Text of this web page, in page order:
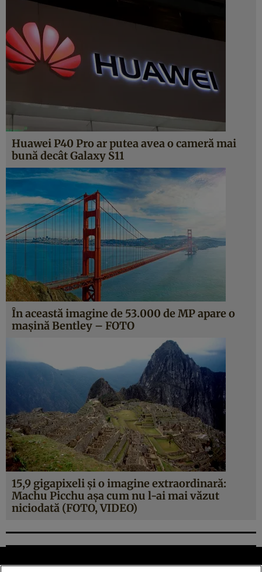
Huawei P40 Pro ar putea avea o cameră mai
bună decât Galaxy S11
În această imagine de 53.000 de MP apare o
maşină Bentley – FOTO
15,9 gigapixeli şi o imagine extraordinară:
Machu Picchu aşa cum nu l-ai mai văzut
niciodată (FOTO, VIDEO)